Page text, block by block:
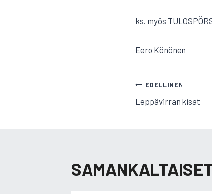
ks. myös
Eero Könönen
SELAUS
EDELLINEN
Leppävirran kisat